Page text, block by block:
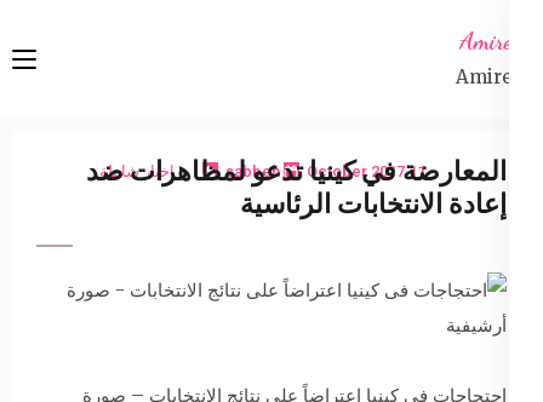
content
Enter)
Amireta
Amireta
11 October 2017
sabbeh اخبار شاملة
المعارضة في كينيا تدعو لمظاهرات ضد
إعادة الانتخابات الرئاسية
احتجاجات فى كينيا اعتراضاً على نتائج الانتخابات – صورة